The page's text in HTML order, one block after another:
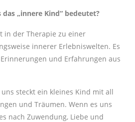
„innere Kind“ bedeutet?
in der Therapie zu einer
innerer Erlebniswelten. Es
und Erfahrungen aus
steckt ein kleines Kind mit all
und Träumen. Wenn es uns
nach Zuwendung, Liebe und